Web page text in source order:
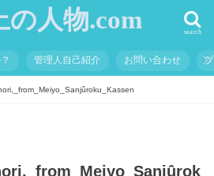
の人物.com search
管理人自己紹介 お問い合わせ